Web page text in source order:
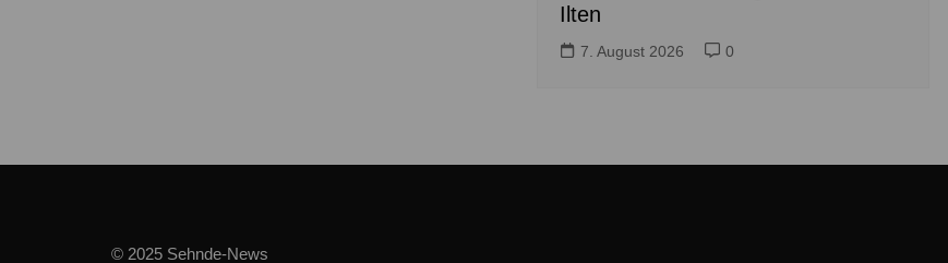
Ilten
7. August 2026 0
© 2025 Sehnde-News